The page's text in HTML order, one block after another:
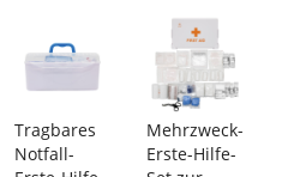
Tragbares
Notfall-
Mehrzweck-
Erste-Hilfe-